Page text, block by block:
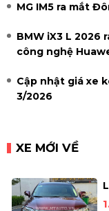
MG IM5 ra mắt
BMW iX3 L 2026
công nghệ
Cập nhật giá xe
3/2026
XE MỚI VỀ